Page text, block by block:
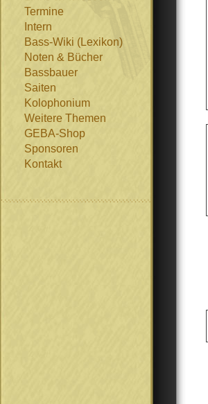
Termine
Intern
Bass-Wiki (Lexikon)
Noten & Bücher
Bassbauer
Saiten
Kolophonium
Weitere Themen
GEBA-Shop
Sponsoren
Kontakt